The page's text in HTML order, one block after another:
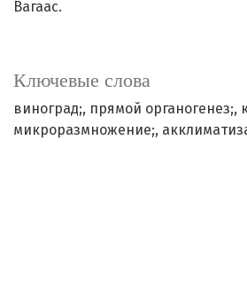
Ключевые слова
виноград; прямой органогенез;
микроразмножение;
Вагаас.